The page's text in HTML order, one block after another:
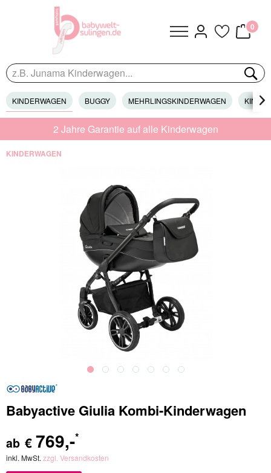
0
KINDERWAGEN BUGGY MEHRLINGSKINDERWAGEN 
2 Jahre Garantie auf alle Kinderwagen
KINDERWAGEN
Babyactive Giulia Kombi-Kinderwagen
ab € 769,-*
inkl. MwSt. zzgl. Versandkosten